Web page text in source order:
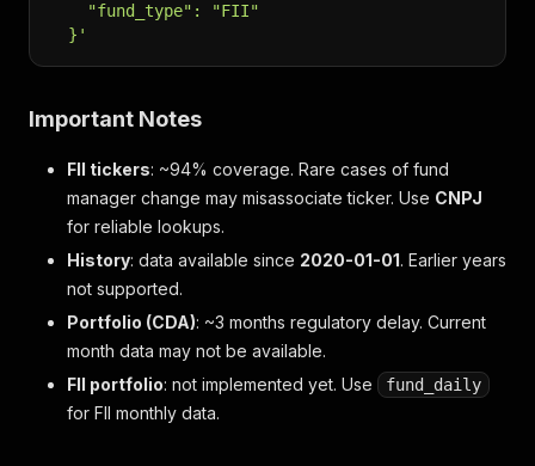
    "fund_type": "FII"
  }'
Important Notes
FII tickers: ~94% coverage. Rare cases of fund
manager change may misassociate ticker. Use CNPJ
for reliable lookups.
History: data available since 2020-01-01. Earlier years
not supported.
Portfolio (CDA): ~3 months regulatory delay. Current
month data may not be available.
FII portfolio: not implemented yet. Use fund_daily
for FII monthly data.